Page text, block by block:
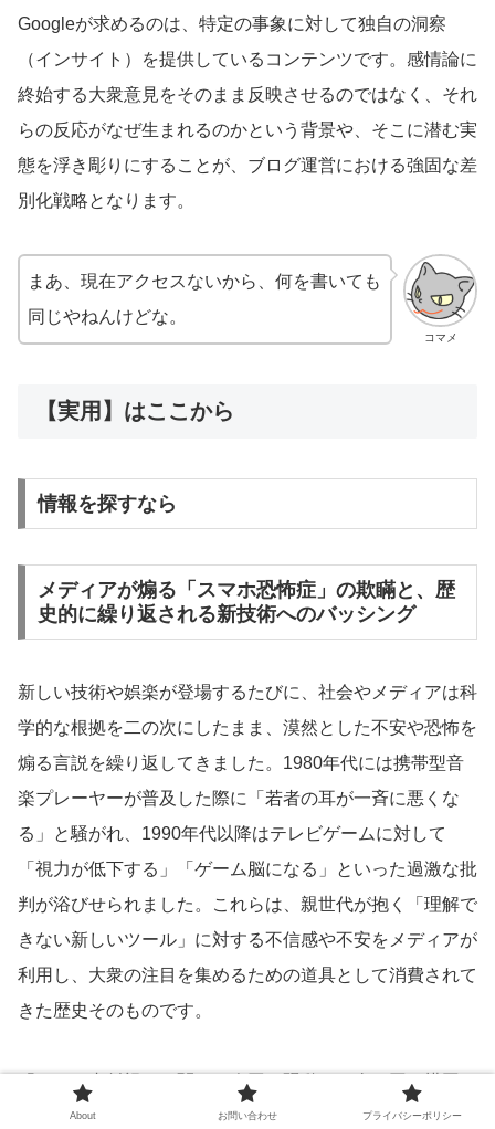
Googleが求めるのは、特定の事象に対して独自の洞察
（インサイト）を提供しているコンテンツです。感情論に
終始する大衆意見をそのまま反映させるのではなく、それ
らの反応がなぜ生まれるのかという背景や、そこに潜む実
態を浮き彫りにすることが、ブログ運営における強固な差
別化戦略となります。
コマメ
まあ、現在アクセスないから、何を書いても
同じやねんけどな。
【実用】はここから
情報を探すなら
メディアが煽る「スマホ恐怖症」の欺瞞と、歴
史的に繰り返される新技術へのバッシング
新しい技術や娯楽が登場するたびに、社会やメディアは科
学的な根拠を二の次にしたまま、漠然とした不安や恐怖を
煽る言説を繰り返してきました。1980年代には携帯型音
楽プレーヤーが普及した際に「若者の耳が一斉に悪くな
る」と騒がれ、1990年代以降はテレビゲームに対して
「視力が低下する」「ゲーム脳になる」といった過激な批
判が浴びせられました。これらは、親世代が抱く「理解で
きない新しいツール」に対する不信感や不安をメディアが
利用し、大衆の注目を集めるための道具として消費されて
きた歴史そのものです。
「スマホ内斜視」に関する今回の騒動も、全く同じ構図で
す。臨床現場での一部の指摘をきっかけに、メディアはあ
About お問い合わせ プライバシーポリシー